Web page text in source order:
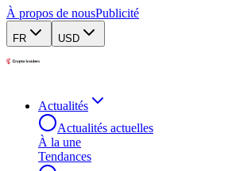
À propos de nousPublicité
FR USD
Actualités
Actualités actuelles
À la une
Tendances